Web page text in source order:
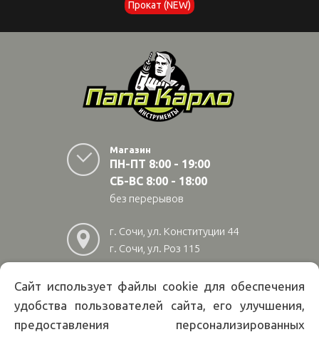
Прокат (NEW)
Магазин
ПН-ПТ 8:00 - 19:00
СБ-ВС 8:00 - 18:00
без перерывов
г. Сочи, ул. Конституции 44
г. Сочи, ул. Роз 115
г. Адлер, ул Авиационная
28/10
222 02 01
Сайт использует файлы cookie для обеспечения
удобства пользователей сайта, его улучшения,
предоставления персонализированных